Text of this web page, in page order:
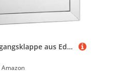
1 Stück Zugangsklappe aus Edelstahl 304 – langlebige, wasserdichte Inspektionstür for einfache Wartung und Installation(28x32inch)
Amazon